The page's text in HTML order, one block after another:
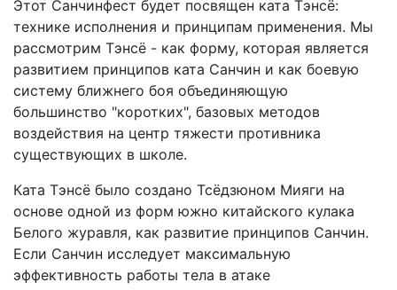
Этот Санчинфест будет посвящен ката Тэнсё:
технике исполнения и принципам применения. Мы
рассмотрим Тэнсё - как форму, которая является
развитием принципов ката Санчин и как боевую
систему ближнего боя объединяющую
большинство "коротких", базовых методов
воздействия на центр тяжести противника
существующих в школе.
Ката Тэнсё было создано Тсёдзюном Мияги на
основе одной из форм южно китайского кулака
Белого журавля, как развитие принципов Санчин.
Если Санчин исследует максимальную
эффективность работы тела в атаке